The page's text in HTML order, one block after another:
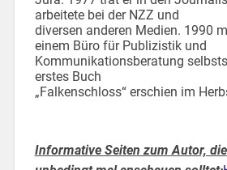
arbeitete bei der NZZ und
diversen anderen Medien. 1990
einem Büro für Publizistik und
Kommunikationsberatung
erstes Buch
„Falkenschloss“ erschien im
Informative Seiten zum Autor,